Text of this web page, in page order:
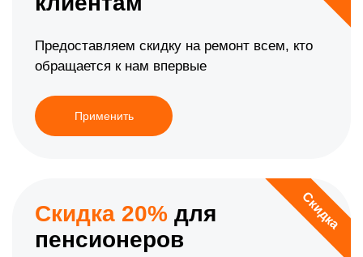
Предоставляем скидку на ремонт всем, кто
обращается к нам впервые
Применить
Скидка
Скидка 20% для
пенсионеров